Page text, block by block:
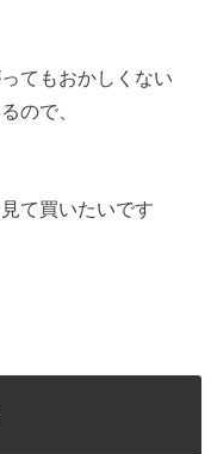
てもおかしくない
ので、
て買いたいです